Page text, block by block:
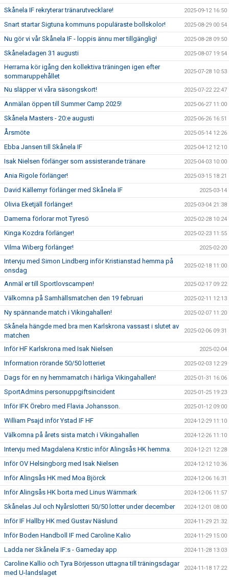
Skånela IF rekryterar tränarutvecklare!
2025-09-12 16:50
Snart startar Sigtuna kommuns populäraste bollskolor! 2025-08-29 00:54
Nu gör vi vår Skånela IF - loppis ännu mer tillgänglig! 2025-08-28 09:50
Skåneladagen 31 augusti 2025-08-07 19:54
Herrarna kör igång den kollektiva träningen igen efter
sommaruppehållet
2025-07-28 10:53
Nu släpper vi våra säsongskort! 2025-07-22 22:47
Anmälan öppen till Summer Camp 2025! 2025-06-27 11:00
Skånela Masters - 20:e augusti 2025-06-26 16:51
Årsmöte 2025-05-14 12:26
Ebba Jansen till Skånela IF 2025-04-12 12:10
Isak Nielsen förlänger som assisterande tränare 2025-04-03 10:00
Ania Rigole förlänger! 2025-03-15 18:21
David Källemyr förlänger med Skånela IF 2025-03-14
Olivia Eketjäll förlänger! 2025-03-04 21:38
Damerna förlorar mot Tyresö 2025-02-28 10:24
Kinga Kozdra förlänger! 2025-02-23 11:55
Vilma Wiberg förlänger! 2025-02-20
Intervju med Simon Lindberg inför Kristianstad hemma på
onsdag
2025-02-18 11:00
Anmäl er till Sportlovscampen! 2025-02-17 09:22
Välkomna på Samhällsmatchen den 19 februari 2025-02-11 12:13
Ny spännande match i Vikingahallen! 2025-02-07 11:20
Skånela hängde med bra men Karlskrona vassast i slutet av
matchen
2025-02-06 09:31
Inför HF Karlskrona med Isak Nielsen 2025-02-04
Information rörande 50/50 lotteriet 2025-02-03 12:29
Dags för en ny hemmamatch i härliga Vikingahallen! 2025-01-31 16:06
SportAdmins personuppgiftsincident 2025-01-25 19:23
Inför IFK Örebro med Flavia Johansson. 2025-01-12 09:00
William Psajd inför Ystad IF HF 2024-12-29 11:10
Välkomna på årets sista match i Vikingahallen 2024-12-26 11:10
Intervju med Magdalena Krstic inför Alingsås HK hemma. 2024-12-21 12:28
Inför OV Helsingborg med Isak Nielsen 2024-12-12 10:36
Inför Alingsås HK med Moa Björck 2024-12-06 16:31
Inför Alingsås HK borta med Linus Wärnmark 2024-12-06 11:57
Skånelas Jul och Nyårslotteri 50/50 lotter under december 2024-12-01 08:00
Inför IF Hallby HK med Gustav Näslund 2024-11-29 21:32
Inför Boden Handboll IF med Caroline Kalio 2024-11-29 15:00
Ladda ner Skånela IF:s - Gameday app 2024-11-28 13:03
Caroline Kallio och Tyra Börjesson uttagna till träningsdagar
med U-landslaget
2024-11-18 17:22